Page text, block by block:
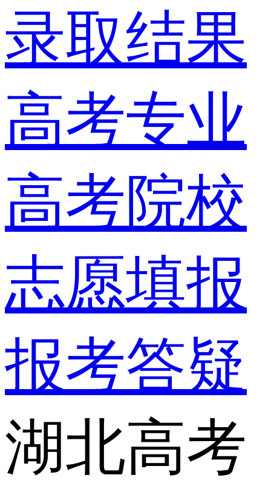
录取结果
高考专业
高考院校
志愿填报
报考答疑
湖北高考